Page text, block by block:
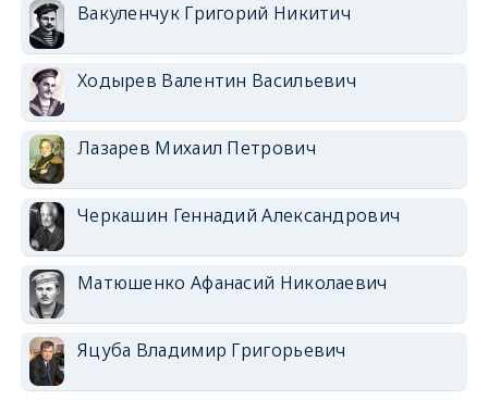
Вакуленчук Григорий Никитич
Ходырев Валентин Васильевич
Лазарев Михаил Петрович
Черкашин Геннадий Александрович
Матюшенко Афанасий Николаевич
Яцуба Владимир Григорьевич